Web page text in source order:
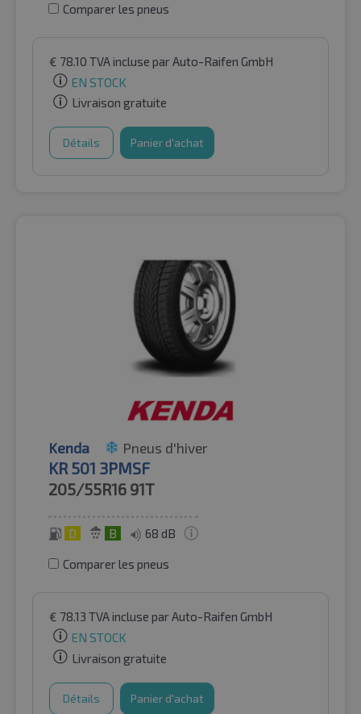
Comparer les pneus
€ 78.10 TVA incluse par Auto-Raifen GmbH
EN STOCK
Livraison gratuite
Détails Panier d'achat
Kenda Pneus d'hiver
KR 501 3PMSF
205/55R16 91T
D B 68 dB
Comparer les pneus
€ 78.13 TVA incluse par Auto-Raifen GmbH
EN STOCK
Livraison gratuite
Détails Panier d'achat